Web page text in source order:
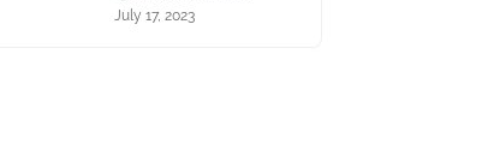
July 17, 2023